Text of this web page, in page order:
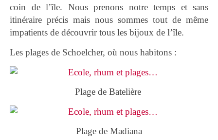
coin de l’île. Nous prenons notre temps et sans
itinéraire précis mais nous sommes tout de même
impatients de découvrir tous les bijoux de l’île.
Les plages de Schoelcher, où nous habitons :
Plage de Batelière
Plage de Madiana